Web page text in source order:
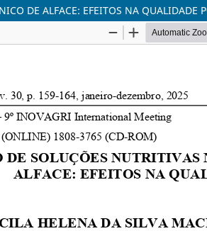
DE ALFACE: EFEITOS NA QUALIDADE